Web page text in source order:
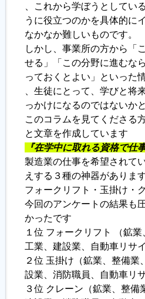
、これから学ぼうとしてい
うに役立つのかを具体的に
なかなか難しいものです。
しかし、事業所の方から「
せる」「この分野に進むな
っておくとよい」といった
、生徒にとって、学びと将
っかけになるのではないか
このコラムを見てくださる
と文章を作成しています
『在学中に取れる資格で仕
製造業の仕事を希望されて
えする３種の神器がありま
フォークリフト・玉掛け・
今回のアンケートの結果も
かったです
１位 フォークリフト （鉱
工業、建設業、自動車リサ
２位 玉掛け（鉱業、整備業
設業、消防職員、自動車リ
３位 クレーン（鉱業、整備